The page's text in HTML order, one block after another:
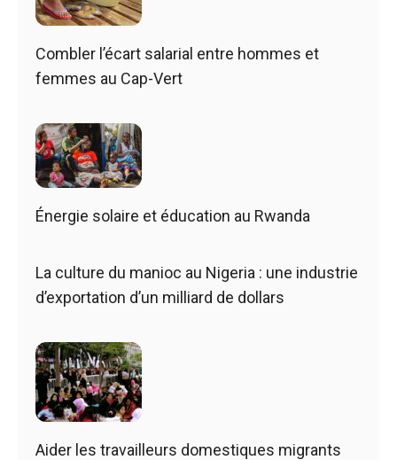
Combler l’écart salarial entre hommes et
femmes au Cap-Vert
Énergie solaire et éducation au Rwanda
La culture du manioc au Nigeria : une industrie
d’exportation d’un milliard de dollars
Aider les travailleurs domestiques migrants